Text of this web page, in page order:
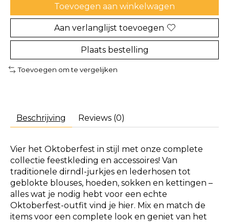
Toevoegen aan winkelwagen
Aan verlanglijst toevoegen
Plaats bestelling
Toevoegen om te vergelijken
Beschrijving Reviews (0)
Vier het Oktoberfest in stijl met onze complete
collectie feestkleding en accessoires! Van
traditionele dirndl-jurkjes en lederhosen tot
geblokte blouses, hoeden, sokken en kettingen –
alles wat je nodig hebt voor een echte
Oktoberfest-outfit vind je hier. Mix en match de
items voor een complete look en geniet van het